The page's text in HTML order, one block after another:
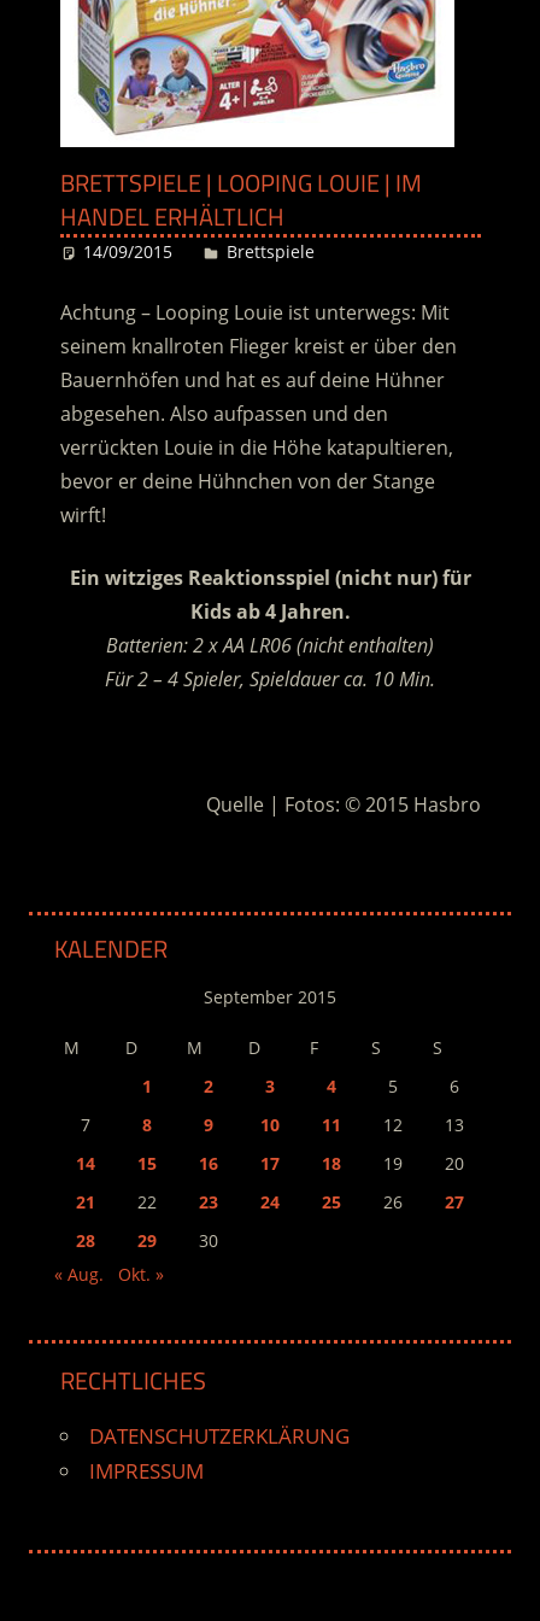
BRETTSPIELE | LOOPING LOUIE | IM
HANDEL ERHÄLTLICH
14/09/2015 Desiree
Brettspiele
Achtung – Looping Louie ist unterwegs: Mit
seinem knallroten Flieger kreist er über den
Bauernhöfen und hat es auf deine Hühner
abgesehen. Also aufpassen und den
verrückten Louie in die Höhe katapultieren,
bevor er deine Hühnchen von der Stange
wirft!
Ein witziges Reaktionsspiel (nicht nur) für
Kids ab 4 Jahren.
Batterien: 2 x AA LR06 (nicht enthalten)
Für 2 – 4 Spieler, Spieldauer ca. 10 Min.
Quelle | Fotos: © 2015 Hasbro
KALENDER
September 2015
M D M D F S
S
1
2 3 4 5
6
7
8 9 10 11 12
13
14
15 16 17 18 19
20
21
22 23 24 25 26
27
28
29
30
« Aug.
Okt. »
RECHTLICHES
DATENSCHUTZERKLÄRUNG
IMPRESSUM